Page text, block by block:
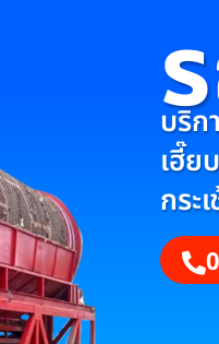
บริก
เฮี๊ย
กระ